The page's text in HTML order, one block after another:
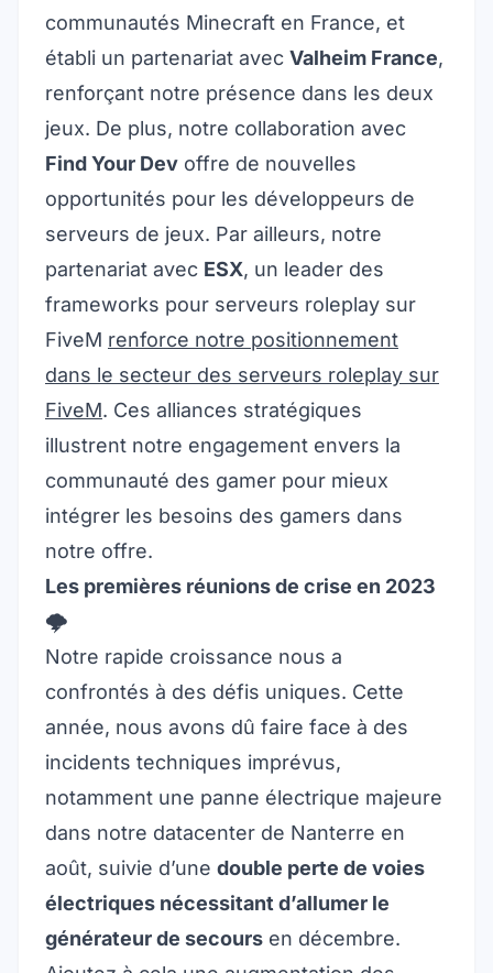
communautés Minecraft en France, et
établi un partenariat avec Valheim France,
renforçant notre présence dans les deux
jeux. De plus, notre collaboration avec
Find Your Dev offre de nouvelles
opportunités pour les développeurs de
serveurs de jeux. Par ailleurs, notre
partenariat avec ESX, un leader des
frameworks pour serveurs roleplay sur
FiveM renforce notre positionnement
dans le secteur des serveurs roleplay sur
FiveM. Ces alliances stratégiques
illustrent notre engagement envers la
communauté des gamer pour mieux
intégrer les besoins des gamers dans
notre offre.
Les premières réunions de crise en 2023
🌩️
Notre rapide croissance nous a
confrontés à des défis uniques. Cette
année, nous avons dû faire face à des
incidents techniques imprévus,
notamment une panne électrique majeure
dans notre datacenter de Nanterre en
août, suivie d’une double perte de voies
électriques nécessitant d’allumer le
générateur de secours en décembre.